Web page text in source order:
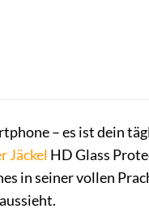
– es ist dein
Jäckel HD Glass
in seiner vollen